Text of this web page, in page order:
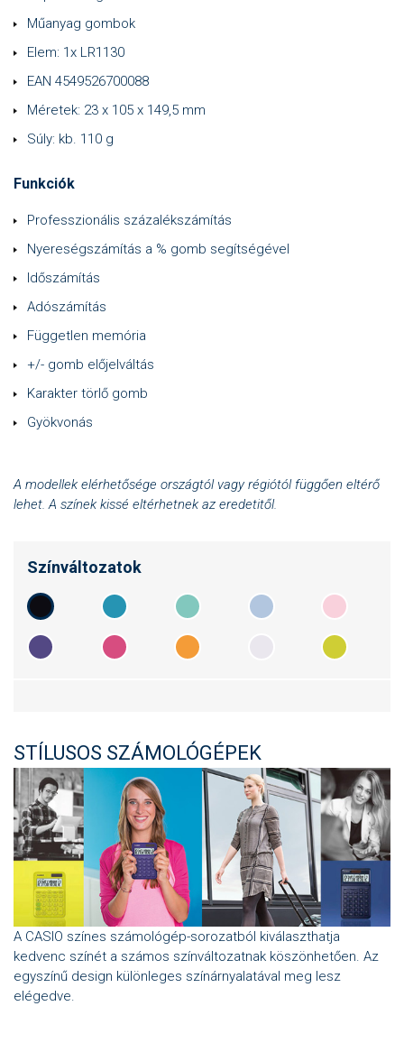
Műanyag gombok
Elem: 1x LR1130
EAN 4549526700088
Méretek: 23 x 105 x 149,5 mm
Súly: kb. 110 g
Funkciók
Professzionális százalékszámítás
Nyereségszámítás a % gomb segítségével
Időszámítás
Adószámítás
Független memória
+/- gomb előjelváltás
Karakter törlő gomb
Gyökvonás
A modellek elérhetősége országtól vagy régiótól függően eltérő
lehet. A színek kissé eltérhetnek az eredetitől.
Színváltozatok
STÍLUSOS SZÁMOLÓGÉPEK
A CASIO színes számológép-sorozatból kiválaszthatja
kedvenc színét a számos színváltozatnak köszönhetően. Az
egyszínű design különleges színárnyalatával meg lesz
elégedve.